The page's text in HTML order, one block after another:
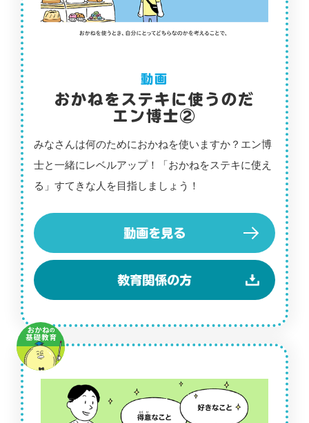
みなさんは何のためにおかねを使いますか？エン博
士と一緒にレベルアップ！「おかねをステキに使え
る」すてきな人を目指しましょう！